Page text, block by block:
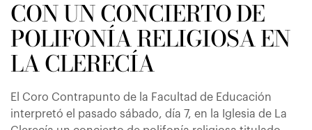
CON UN CONCIERTO DE
POLIFONÍA RELIGIOSA EN
LA CLERECÍA
El Coro Contrapunto de la Facultad de Educación
interpretó el pasado sábado, día 7, en la Iglesia de La